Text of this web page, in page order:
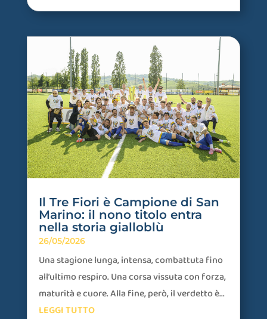
Il Tre Fiori è Campione di San
Marino: il nono titolo entra
nella storia gialloblù
26/05/2026
Una stagione lunga, intensa, combattuta fino
all’ultimo respiro. Una corsa vissuta con forza,
maturità e cuore. Alla fine, però, il verdetto è...
LEGGI TUTTO